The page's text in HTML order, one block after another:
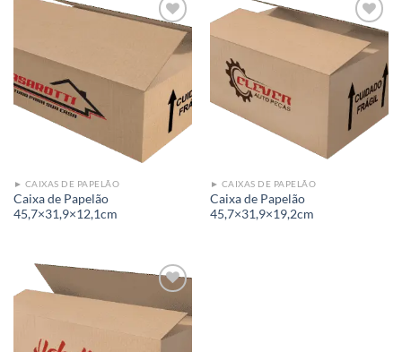
Add to
wishlist
► CAIXAS DE PAPELÃO
Caixa de Papelão
45,7×31,9×12,1cm
Add to
wishlist
► CAIXAS DE PAPELÃO
Caixa de Papelão
45,7×31,9×19,2cm
Add to